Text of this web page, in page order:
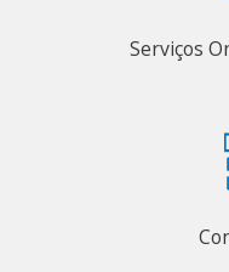
Serviços